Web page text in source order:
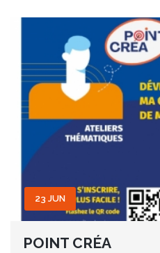
23 JUN
POINT CRÉA